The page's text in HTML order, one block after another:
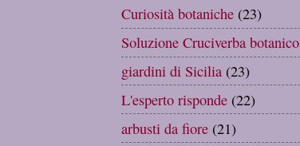
Curiosità botaniche (23)
Soluzione Cruciverba botanico
giardini di Sicilia (23)
L'esperto risponde (22)
arbusti da fiore (21)